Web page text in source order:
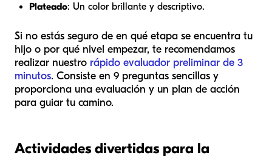
Plateado: Un color brillante y descriptivo.
Si no estás seguro de en qué etapa se encuentra tu
hijo o por qué nivel empezar, te recomendamos
realizar nuestro rápido evaluador preliminar de 3
minutos. Consiste en 9 preguntas sencillas y
proporciona una evaluación y un plan de acción
para guiar tu camino.
Actividades divertidas para la